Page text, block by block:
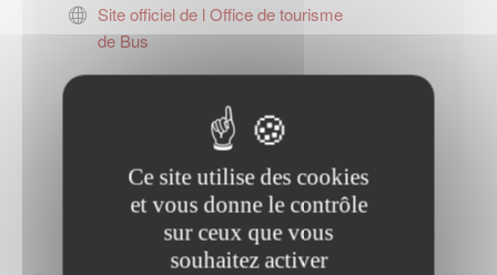
Site officiel de l Office de tourisme
de Bus
Contacter l'office de tourisme
Ce site utilise des cookies
et vous donne le contrôle
sur ceux que vous
souhaitez activer